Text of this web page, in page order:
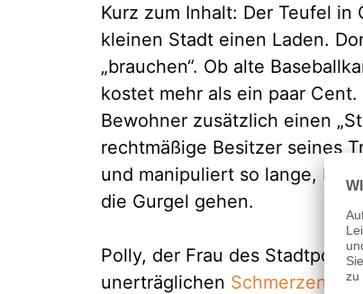
Kurz zum Inhalt: Der Teufel
kleinen Stadt einen Laden.
„brauchen“. Ob alte
kostet mehr als ein paar
Bewohner zusätzlich einen
rechtmäßige Besitzer seines
und manipuliert so lange, bis
die Gurgel gehen.
Polly, der Frau des
unerträglichen Schmerzen